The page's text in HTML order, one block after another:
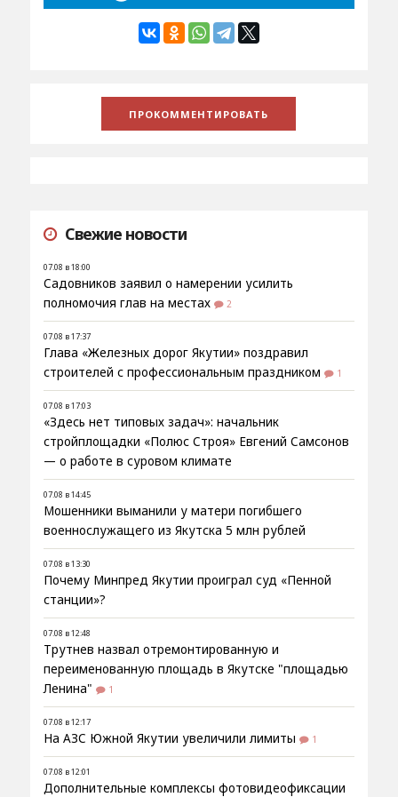
Свежие новости
07.08 в 18:00
Садовников заявил о намерении усилить
полномочия глав на местах
2
07.08 в 17:37
Глава «Железных дорог Якутии» поздравил
строителей с профессиональным праздником
1
07.08 в 17:03
«Здесь нет типовых задач»: начальник
стройплощадки «Полюс Строя» Евгений Самсонов
— о работе в суровом климате
07.08 в 14:45
Мошенники выманили у матери погибшего
военнослужащего из Якутска 5 млн рублей
07.08 в 13:30
Почему Минпред Якутии проиграл суд «Пенной
станции»?
07.08 в 12:48
Трутнев назвал отремонтированную и
переименованную площадь в Якутске "площадью
Ленина"
1
07.08 в 12:17
На АЗС Южной Якутии увеличили лимиты 1
07.08 в 12:01
Дополнительные комплексы фотовидеофиксации